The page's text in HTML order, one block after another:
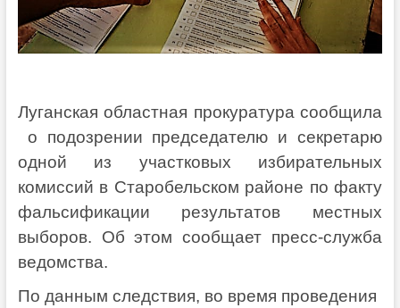
Луганская областная прокуратура сообщила
о подозрении председателю и секретарю
одной из участковых избирательных
комиссий в Старобельском районе по факту
фальсификации результатов местных
выборов. Об этом сообщает пресс-служба
ведомства.
По данным следствия, во время проведения